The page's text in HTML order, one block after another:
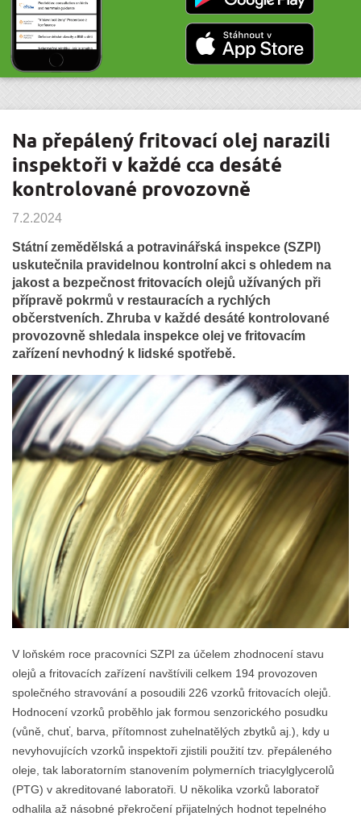
Na přepálený fritovací olej narazili
inspektoři v každé cca desáté
kontrolované provozovně
7.2.2024
Státní zemědělská a potravinářská inspekce (SZPI)
uskutečnila pravidelnou kontrolní akci s ohledem na
jakost a bezpečnost fritovacích olejů užívaných při
přípravě pokrmů v restauracích a rychlých
občerstveních. Zhruba v každé desáté kontrolované
provozovně shledala inspekce olej ve fritovacím
zařízení nevhodný k lidské spotřebě.
V loňském roce pracovníci SZPI za účelem zhodnocení stavu
olejů a fritovacích zařízení navštívili celkem 194 provozoven
společného stravování a posoudili 226 vzorků fritovacích olejů.
Hodnocení vzorků proběhlo jak formou senzorického posudku
(vůně, chuť, barva, přítomnost zuhelnatělých zbytků aj.), kdy u
nevyhovujících vzorků inspektoři zjistili použití tzv. přepáleného
oleje, tak laboratorním stanovením polymerních triacylglycerolů
(PTG) v akreditované laboratoři. U několika vzorků laboratoř
odhalila až násobné překročení přijatelných hodnot tepelného